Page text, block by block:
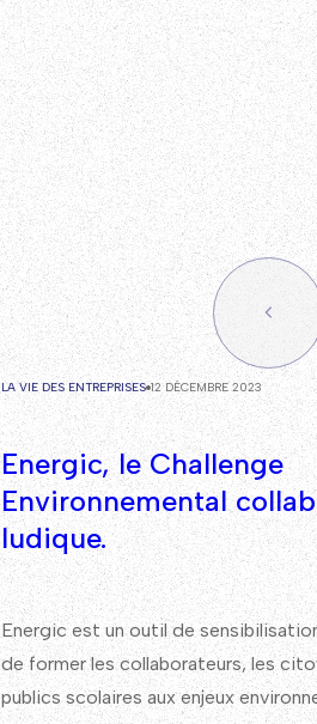
LA VIE DES ENTREPRISES 12 DÉCEMBRE 2023
Energic, le Challenge
Environnemental
ludique.
Energic est un outil de
de former les collaborateurs, les
publics scolaires aux enjeux